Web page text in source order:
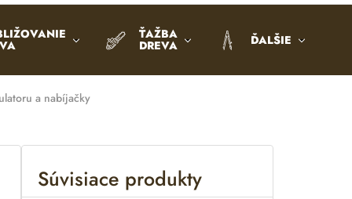
ŤAŽBA
DREVA ĎALŠIE
a nabíjačky
Súvisiace produkty